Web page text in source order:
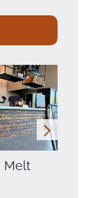
Melt